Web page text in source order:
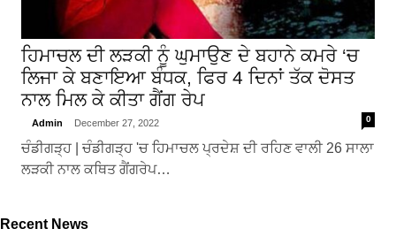
ਹਿਮਾਚਲ ਦੀ ਲੜਕੀ ਨੂੰ ਘੁਮਾਉਣ ਦੇ ਬਹਾਨੇ ਕਮਰੇ ‘ਚ
ਲਿਜਾ ਕੇ ਬਣਾਇਆ ਬੰਧਕ, ਫਿਰ 4 ਦਿਨਾਂ ਤੱਕ ਦੋਸਤ
ਨਾਲ ਮਿਲ ਕੇ ਕੀਤਾ ਗੈਂਗ ਰੇਪ
Admin December 27, 2022 0
ਚੰਡੀਗੜ੍ਹ | ਚੰਡੀਗੜ੍ਹ 'ਚ ਹਿਮਾਚਲ ਪ੍ਰਦੇਸ਼ ਦੀ ਰਹਿਣ ਵਾਲੀ 26 ਸਾਲਾ
ਲੜਕੀ ਨਾਲ ਕਥਿਤ ਗੈਂਗਰੇਪ…
Recent News